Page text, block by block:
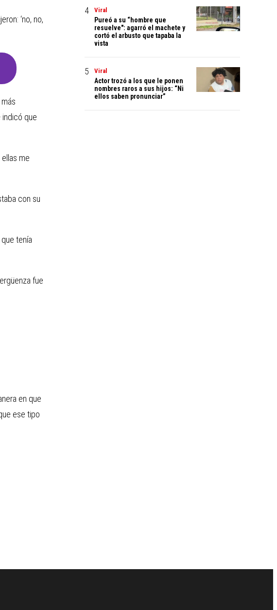
‘no, no,
indicó que
me
con su
tenía
fue
en que
ese tipo
Viral
Pureó a su “hombre que
resuelve": agarró el machete y
cortó el arbusto que tapaba la
vista
Viral
Actor trozó a los que le ponen
nombres raros a sus hijos: “Ni
ellos saben pronunciar”